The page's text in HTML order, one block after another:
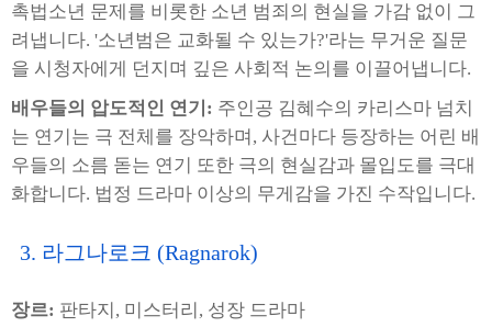
촉법소년 문제를 비롯한 소년 범죄의 현실을 가감 없이 그
려냅니다. '소년범은 교화될 수 있는가?'라는 무거운 질문
을 시청자에게 던지며 깊은 사회적 논의를 이끌어냅니다.
배우들의 압도적인 연기: 주인공 김혜수의 카리스마 넘치
는 연기는 극 전체를 장악하며, 사건마다 등장하는 어린 배
우들의 소름 돋는 연기 또한 극의 현실감과 몰입도를 극대
화합니다. 법정 드라마 이상의 무게감을 가진 수작입니다.
3. 라그나로크 (Ragnarok)
장르: 판타지, 미스터리, 성장 드라마